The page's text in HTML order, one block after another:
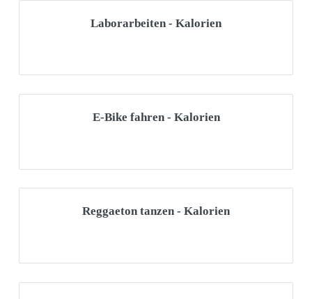
Laborarbeiten - Kalorien
E-Bike fahren - Kalorien
Reggaeton tanzen - Kalorien